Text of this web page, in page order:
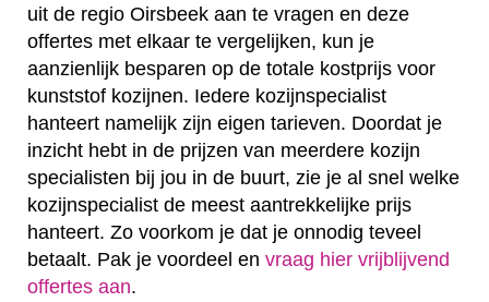
uit de regio Oirsbeek aan te vragen en deze
offertes met elkaar te vergelijken, kun je
aanzienlijk besparen op de totale kostprijs voor
kunststof kozijnen. Iedere kozijnspecialist
hanteert namelijk zijn eigen tarieven. Doordat je
inzicht hebt in de prijzen van meerdere kozijn
specialisten bij jou in de buurt, zie je al snel welke
kozijnspecialist de meest aantrekkelijke prijs
hanteert. Zo voorkom je dat je onnodig teveel
betaalt. Pak je voordeel en vraag hier vrijblijvend
offertes aan.